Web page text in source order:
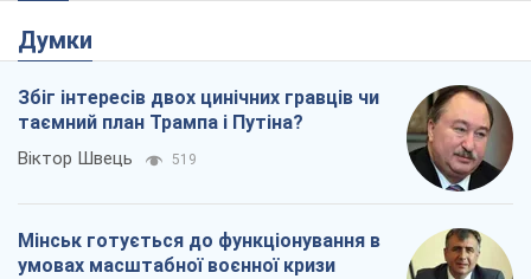
Думки
Збіг інтересів двох цинічних гравців чи
таємний план Трампа і Путіна?
Віктор Швець 519
Мінськ готується до функціонування в
умовах масштабної воєнної кризи